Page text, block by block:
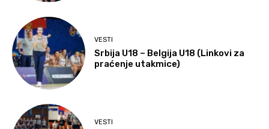
VESTI
Srbija U18 – Belgija U18 (Linkovi za
praćenje utakmice)
VESTI